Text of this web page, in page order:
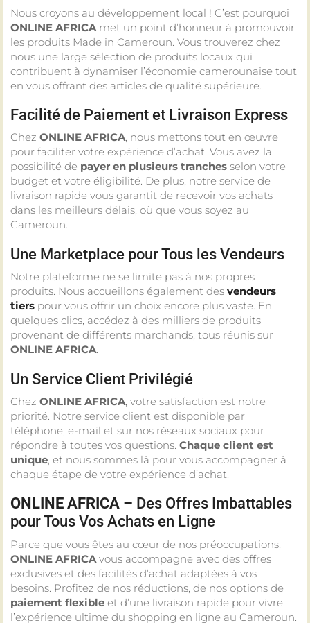
Nous croyons au développement local ! C’est pourquoi
ONLINE AFRICAmet un point d’honneur à promouvoir
les produits Made in Cameroun. Vous trouverez chez
nous une large sélection de produits locaux qui
contribuent à dynamiser l’économie camerounaise tout
en vous offrant des articles de qualité supérieure.
Facilité de Paiement et Livraison Express
Chez ONLINE AFRICA, nous mettons tout en œuvre
pour faciliter votre expérience d’achat. Vous avez la
possibilité de payer en plusieurs tranches selon votre
budget et votre éligibilité. De plus, notre service de
livraison rapide vous garantit de recevoir vos achats
dans les meilleurs délais, où que vous soyez au
Cameroun.
Une Marketplace pour Tous les Vendeurs
Notre plateforme ne se limite pas à nos propres
produits. Nous accueillons également des vendeurs
tiers pour vous offrir un choix encore plus vaste. En
quelques clics, accédez à des milliers de produits
provenant de différents marchands, tous réunis sur
ONLINE AFRICA.
Un Service Client Privilégié
Chez ONLINE AFRICA, votre satisfaction est notre
priorité. Notre service client est disponible par
téléphone, e-mail et sur nos réseaux sociaux pour
répondre à toutes vos questions. Chaque client est
unique, et nous sommes là pour vous accompagner à
chaque étape de votre expérience d’achat.
ONLINE AFRICA – Des Offres Imbattables
pour Tous Vos Achats en Ligne
Parce que vous êtes au cœur de nos préoccupations,
ONLINE AFRICA vous accompagne avec des offres
exclusives et des facilités d’achat adaptées à vos
besoins. Profitez de nos réductions, de nos options de
paiement flexible et d’une livraison rapide pour vivre
l’expérience ultime du shopping en ligne au Cameroun.